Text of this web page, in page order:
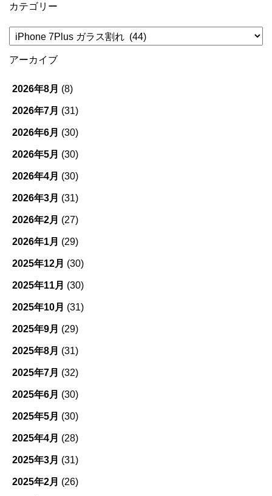
カテゴリー
カ
テ
ゴ
ー
アーカイブ
2026年8月 (8)
2026年7月 (31)
2026年6月 (30)
2026年5月 (30)
2026年4月 (30)
2026年3月 (31)
2026年2月 (27)
2026年1月 (29)
2025年12月 (30)
2025年11月 (30)
2025年10月 (31)
2025年9月 (29)
2025年8月 (31)
2025年7月 (32)
2025年6月 (30)
2025年5月 (30)
2025年4月 (28)
2025年3月 (31)
2025年2月 (26)